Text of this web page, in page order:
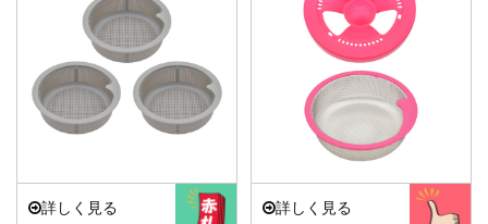
詳しく見る 詳しく見る